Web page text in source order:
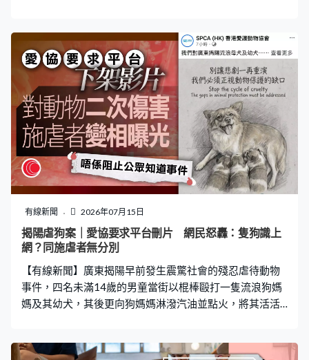
有線新聞 2026年07月15日
揭陽虐狗案｜愛協要求平台刪片 網民怒轟：隻狗識上
網？同施虐者無分別
【有線新聞】廣東揭陽早前發生震驚社會的殘忍虐待動物
事件，四名未滿14歲的男童當街以棍棒毆打一隻流浪狗媽
媽及其幼犬，其後更向狗媽媽淋潑汽油並點火，將其活活
愛護動物協會今（15日）早在社交平台發文，對事件深感